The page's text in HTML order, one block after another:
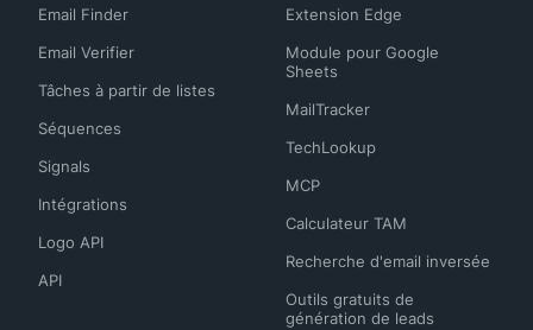
Email Finder
Email Verifier
Tâches à partir de listes
Séquences
Signals
Intégrations
Logo API
API
Extension Edge
Module pour Google
Sheets
MailTracker
TechLookup
MCP
Calculateur TAM
Recherche d'email inversée
Outils gratuits de
génération de leads